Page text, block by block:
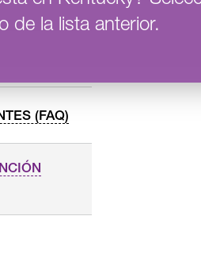
de la lista anterior.
(FAQ)